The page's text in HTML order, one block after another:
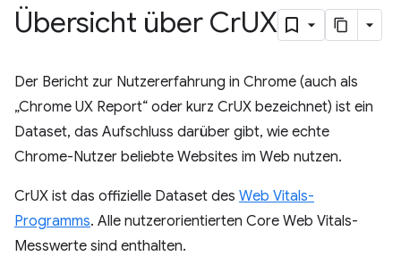
Übersicht über CrUX
Der Bericht zur Nutzererfahrung in Chrome (auch als
„Chrome UX Report“ oder kurz CrUX bezeichnet) ist ein
Dataset, das Aufschluss darüber gibt, wie echte
Chrome-Nutzer beliebte Websites im Web nutzen.
CrUX ist das offizielle Dataset des Web Vitals-
Programms. Alle nutzerorientierten Core Web Vitals-
Messwerte sind enthalten.